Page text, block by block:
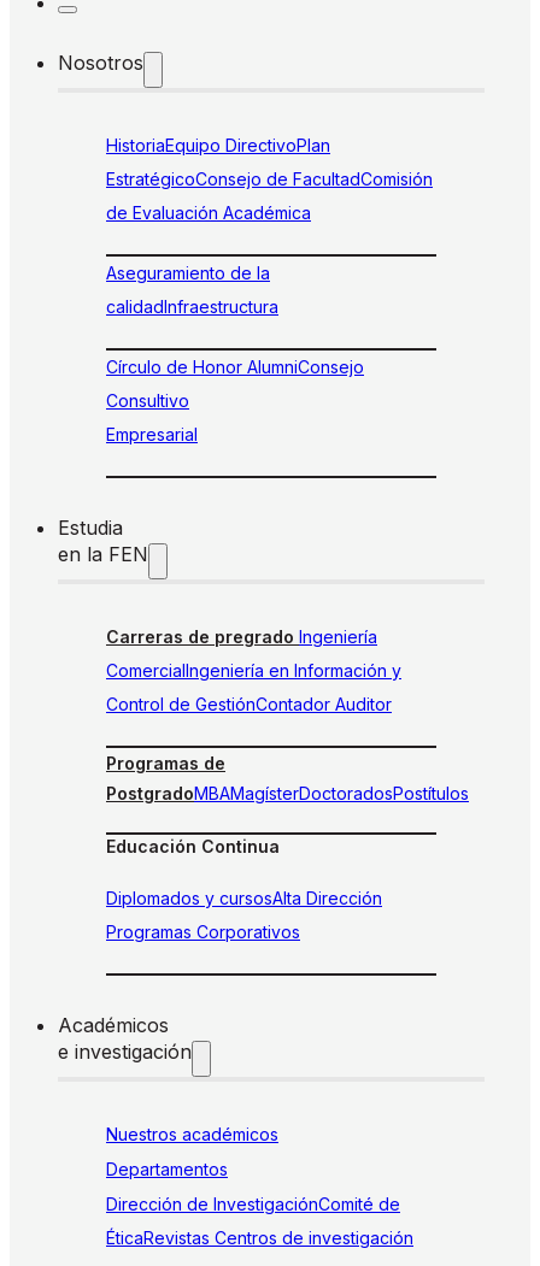
Nosotros
HistoriaEquipo DirectivoPlan
EstratégicoConsejo de FacultadComisión
de Evaluación Académica
Aseguramiento de la
calidadInfraestructura
Círculo de Honor AlumniConsejo
Consultivo
Empresarial
Estudia
en la FEN
Carreras de pregrado Ingeniería
ComercialIngeniería en Información y
Control de GestiónContador Auditor
Programas de
PostgradoMBAMagísterDoctoradosPostítulos
Educación Continua
Diplomados y cursosAlta Dirección
Programas Corporativos
Académicos
e investigación
Nuestros académicos
Departamentos
Dirección de InvestigaciónComité de
ÉticaRevistas Centros de investigación